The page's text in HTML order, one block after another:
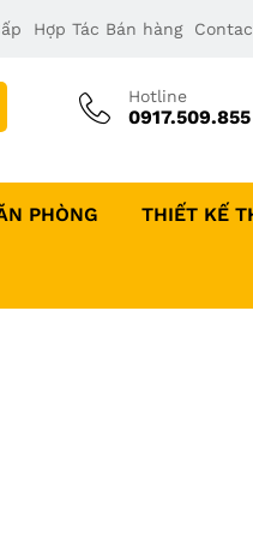
Hợp Tác Bán hàng
Hotline
0917.509.855
PHÒNG THIẾT KẾ